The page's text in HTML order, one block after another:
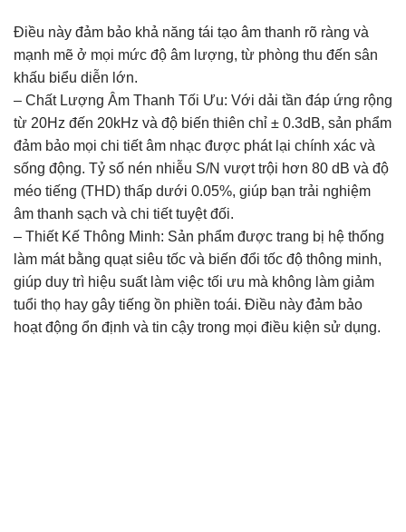
Điều này đảm bảo khả năng tái tạo âm thanh rõ ràng và
mạnh mẽ ở mọi mức độ âm lượng, từ phòng thu đến sân
khấu biểu diễn lớn.
– Chất Lượng Âm Thanh Tối Ưu: Với dải tần đáp ứng rộng
từ 20Hz đến 20kHz và độ biến thiên chỉ ± 0.3dB, sản phẩm
đảm bảo mọi chi tiết âm nhạc được phát lại chính xác và
sống động. Tỷ số nén nhiễu S/N vượt trội hơn 80 dB và độ
méo tiếng (THD) thấp dưới 0.05%, giúp bạn trải nghiệm
âm thanh sạch và chi tiết tuyệt đối.
– Thiết Kế Thông Minh: Sản phẩm được trang bị hệ thống
làm mát bằng quạt siêu tốc và biến đổi tốc độ thông minh,
giúp duy trì hiệu suất làm việc tối ưu mà không làm giảm
tuổi thọ hay gây tiếng ồn phiền toái. Điều này đảm bảo
hoạt động ổn định và tin cậy trong mọi điều kiện sử dụng.